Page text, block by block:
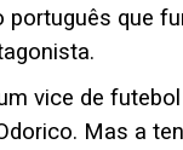
português que
vice de
Mas a